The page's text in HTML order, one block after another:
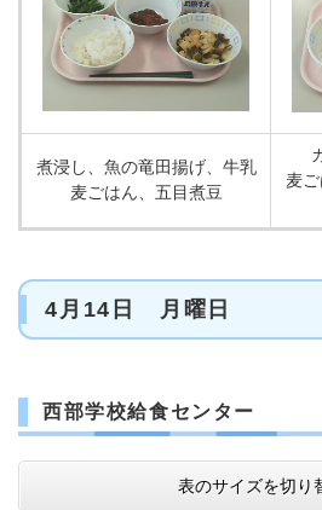
煮浸し、魚の竜田揚げ、牛乳
麦ごはん、五目煮豆
麦
4月14日 月曜日
西部学校給食センター
表のサイズを切り